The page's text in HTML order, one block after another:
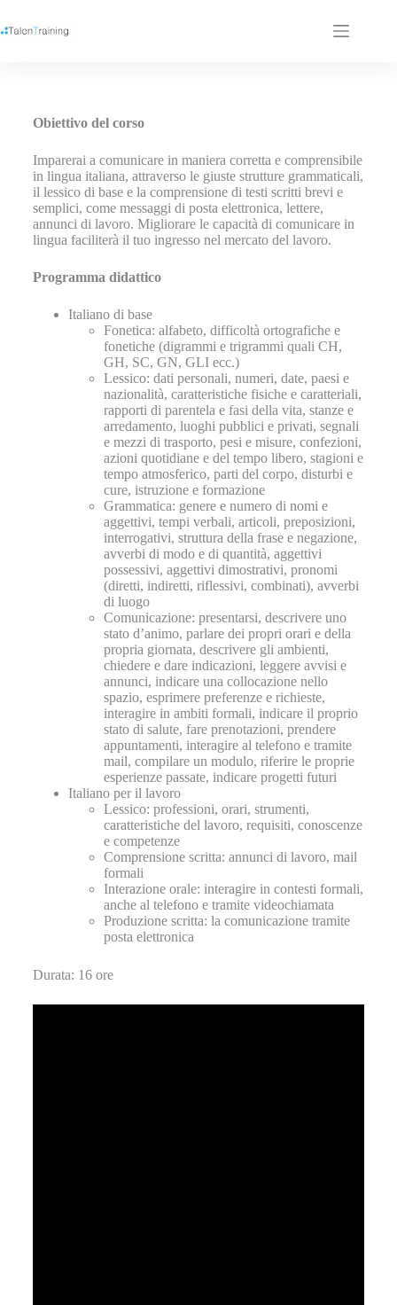
Obiettivo del corso
Imparerai a comunicare in maniera corretta e comprensibile
in lingua italiana, attraverso le giuste strutture grammaticali,
il lessico di base e la comprensione di testi scritti brevi e
semplici, come messaggi di posta elettronica, lettere,
annunci di lavoro. Migliorare le capacità di comunicare in
lingua faciliterà il tuo ingresso nel mercato del lavoro.
Programma didattico
Italiano di base
Fonetica: alfabeto, difficoltà ortografiche e
fonetiche (digrammi e trigrammi quali CH,
GH, SC, GN, GLI ecc.)
Lessico: dati personali, numeri, date, paesi e
nazionalità, caratteristiche fisiche e caratteriali,
rapporti di parentela e fasi della vita, stanze e
arredamento, luoghi pubblici e privati, segnali
e mezzi di trasporto, pesi e misure, confezioni,
azioni quotidiane e del tempo libero, stagioni e
tempo atmosferico, parti del corpo, disturbi e
cure, istruzione e formazione
Grammatica: genere e numero di nomi e
aggettivi, tempi verbali, articoli, preposizioni,
interrogativi, struttura della frase e negazione,
avverbi di modo e di quantità, aggettivi
possessivi, aggettivi dimostrativi, pronomi
(diretti, indiretti, riflessivi, combinati), avverbi
di luogo
Comunicazione: presentarsi, descrivere uno
stato d’animo, parlare dei propri orari e della
propria giornata, descrivere gli ambienti,
chiedere e dare indicazioni, leggere avvisi e
annunci, indicare una collocazione nello
spazio, esprimere preferenze e richieste,
interagire in ambiti formali, indicare il proprio
stato di salute, fare prenotazioni, prendere
appuntamenti, interagire al telefono e tramite
mail, compilare un modulo, riferire le proprie
esperienze passate, indicare progetti futuri
Italiano per il lavoro
Lessico: professioni, orari, strumenti,
caratteristiche del lavoro, requisiti, conoscenze
e competenze
Comprensione scritta: annunci di lavoro, mail
formali
Interazione orale: interagire in contesti formali,
anche al telefono e tramite videochiamata
Produzione scritta: la comunicazione tramite
posta elettronica
Durata: 16 ore